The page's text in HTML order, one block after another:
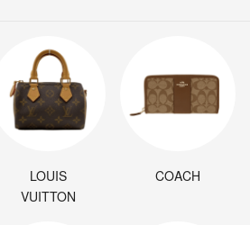
LOUIS
VUITTON
COACH